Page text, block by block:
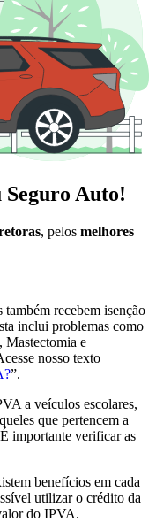
Seguro Auto!
, pelos melhores
recebem isenção
inclui problemas como
e
nosso texto
”.
a veículos escolares,
que pertencem a
importante verificar as
benefícios em cada
utilizar o crédito da
do IPVA.